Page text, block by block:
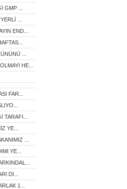
GMP ...
...
END...
...
HE...
FAR...
TARAFI...
YE...
...
YE...
DI...
1...